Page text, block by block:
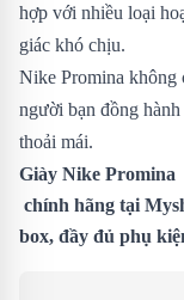
hợp với nhiều loại
giác khó chịu.
Nike Promina không
người bạn đồng
thoải mái.
Giày Nike Promina
chính hãng tại
box, đầy đủ phụ